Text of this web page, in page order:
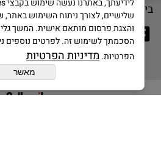
בייק אנד קייק © 2025 All Rights Reserved
שלישיים, לצורך ניתוח השימוש באתר,
והצגת פרסום מותאם אישית. המשך
הסכמתך לשימוש זה. לפרטים נוספים
הפרטיות.מדיניות הפרטיות
מאשר